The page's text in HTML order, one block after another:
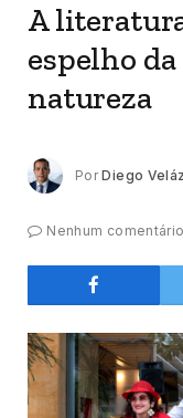
A
espelho
natureza
Por Diego
Nenhum comentário